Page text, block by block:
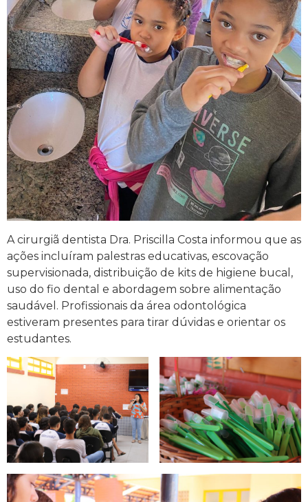
A cirurgiã dentista Dra. Priscilla Costa informou que as
ações incluíram palestras educativas, escovação
supervisionada, distribuição de kits de higiene bucal,
uso do fio dental e abordagem sobre alimentação
saudável. Profissionais da área odontológica
estiveram presentes para tirar dúvidas e orientar os
estudantes.